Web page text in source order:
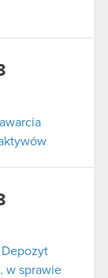
Depozyt
w sprawie